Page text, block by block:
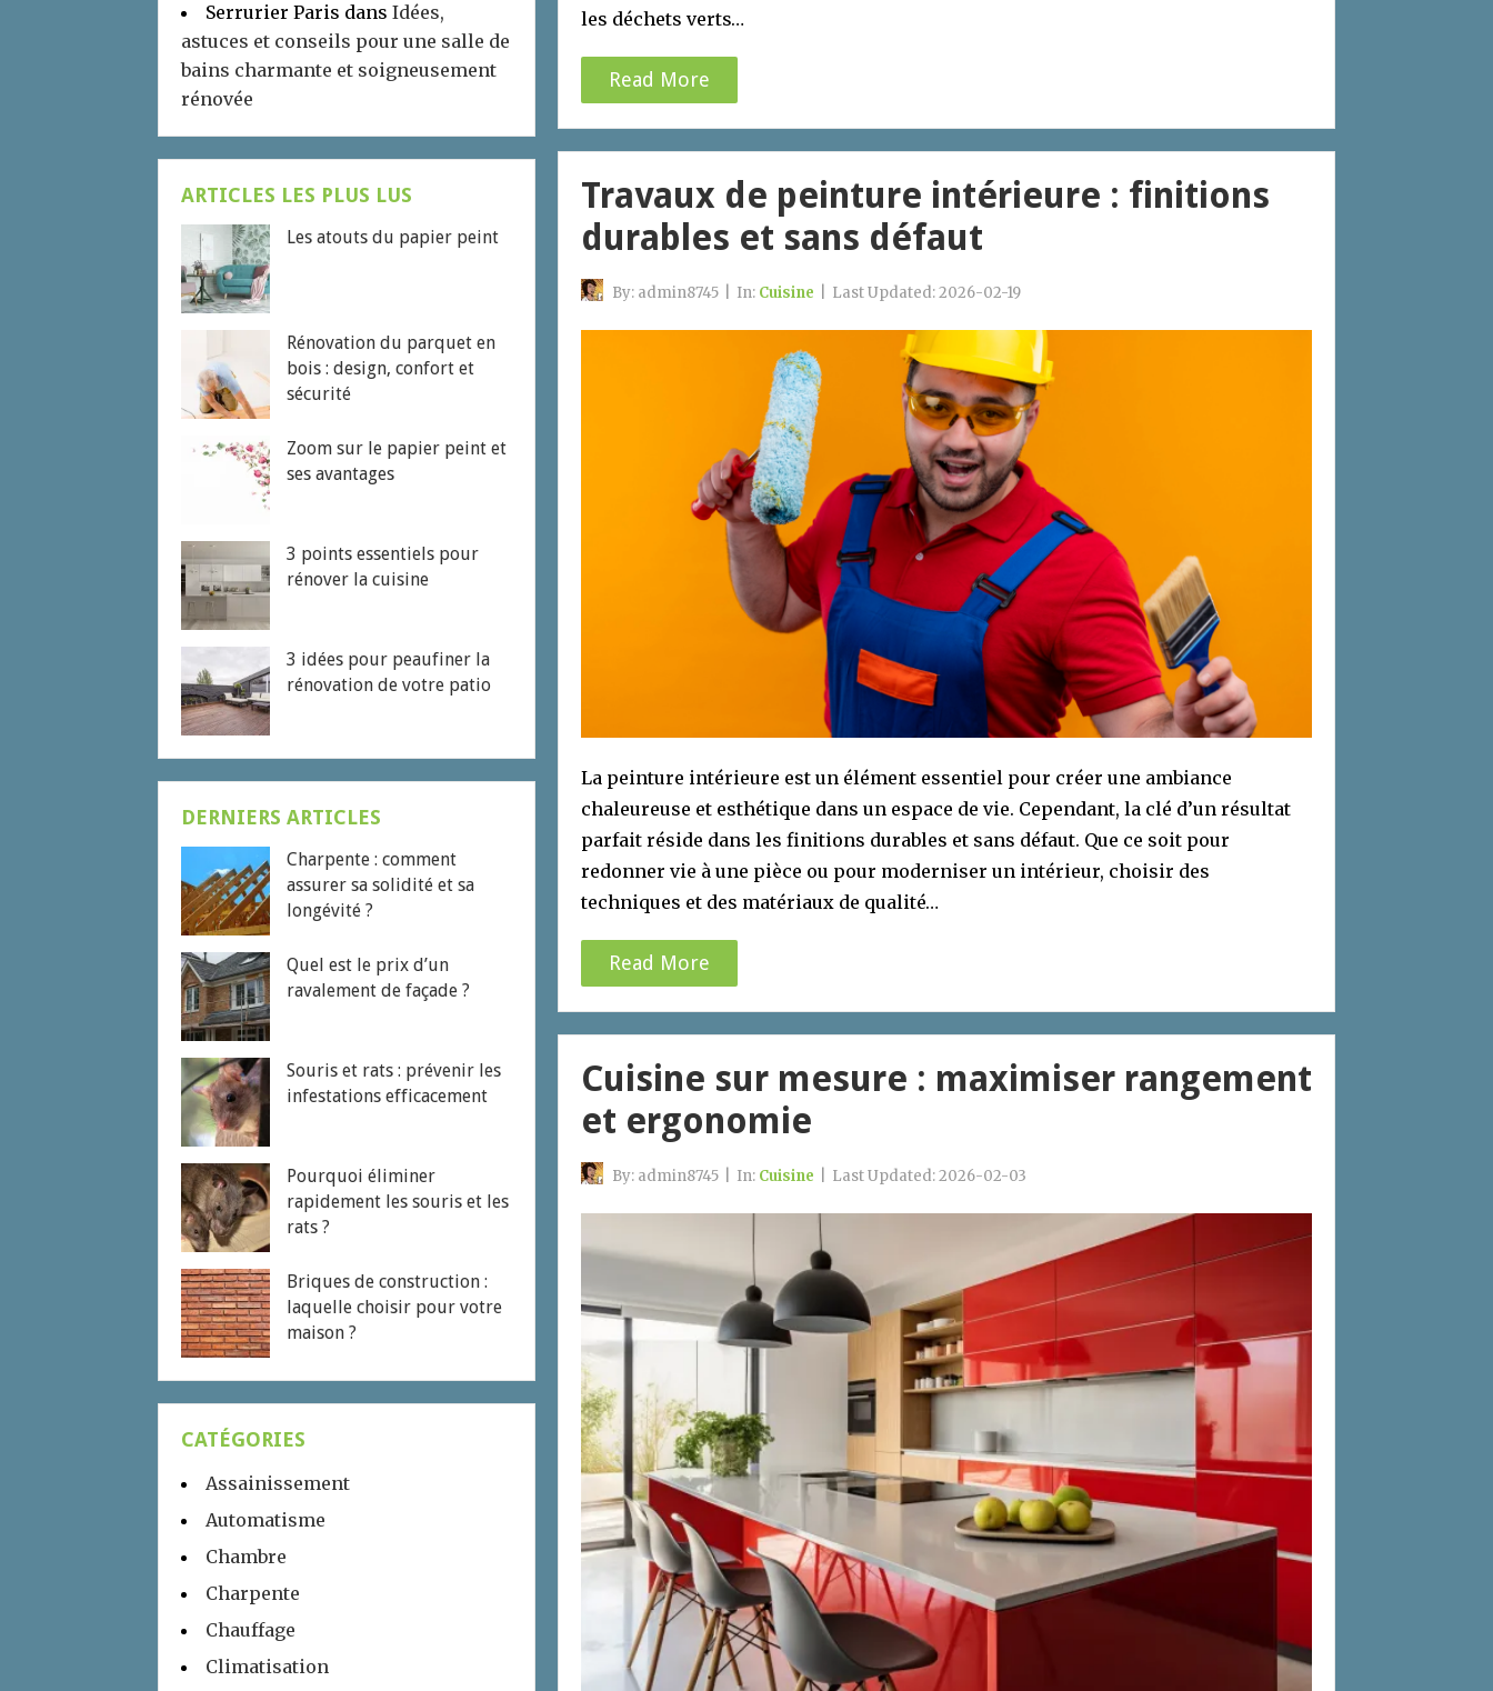
les déchets verts…
Read More
Travaux de peinture intérieure : finitions
durables et sans défaut
By: admin8745 In: Cuisine Last Updated:2026-02-19
La peinture intérieure est un élément essentiel pour créer une ambiance
chaleureuse et esthétique dans un espace de vie. Cependant, la clé d’un résultat
parfait réside dans les finitions durables et sans défaut. Que ce soit pour
redonner vie à une pièce ou pour moderniser un intérieur, choisir des
techniques et des matériaux de qualité…
Read More
Cuisine sur mesure : maximiser rangement
et ergonomie
By: admin8745 In: Cuisine Last Updated:2026-02-03
Serrurier Paris dans Idées,
astuces et conseils pour une salle de
bains charmante et soigneusement
rénovée
ARTICLES LES PLUS LUS
Les atouts du papier peint
Rénovation du parquet en
bois : design, confort et
sécurité
Zoom sur le papier peint et
ses avantages
3 points essentiels pour
rénover la cuisine
3 idées pour peaufiner la
rénovation de votre patio
DERNIERS ARTICLES
Charpente : comment
assurer sa solidité et sa
longévité ?
Quel est le prix d’un
ravalement de façade ?
Souris et rats : prévenir les
infestations efficacement
Pourquoi éliminer
rapidement les souris et les
rats ?
Briques de construction :
laquelle choisir pour votre
maison ?
CATÉGORIES
Assainissement
Automatisme
Chambre
Charpente
Chauffage
Climatisation